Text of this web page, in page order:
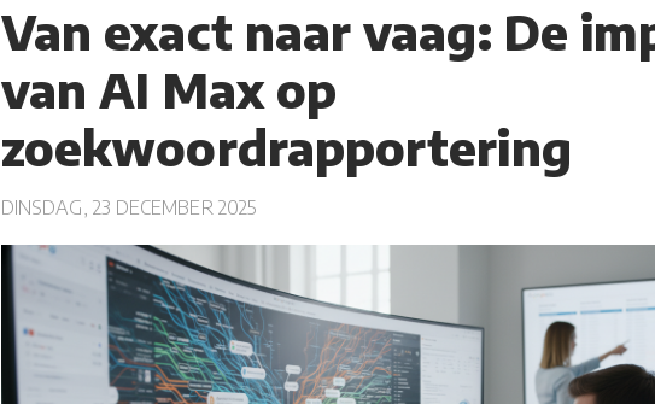
Van exact naar vaag: De
van AI Max op
zoekwoordrapportering
DINSDAG, 23 DECEMBER 2025